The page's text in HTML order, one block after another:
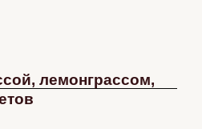
лемонграссом,